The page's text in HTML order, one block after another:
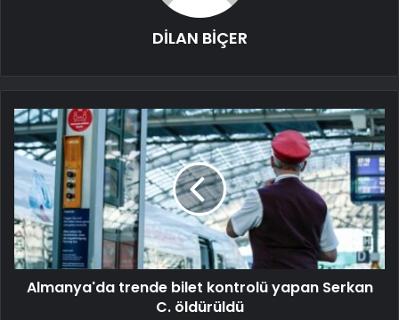
DİLAN BİÇER
Almanya'da trende bilet kontrolü yapan Serkan
C. öldürüldü